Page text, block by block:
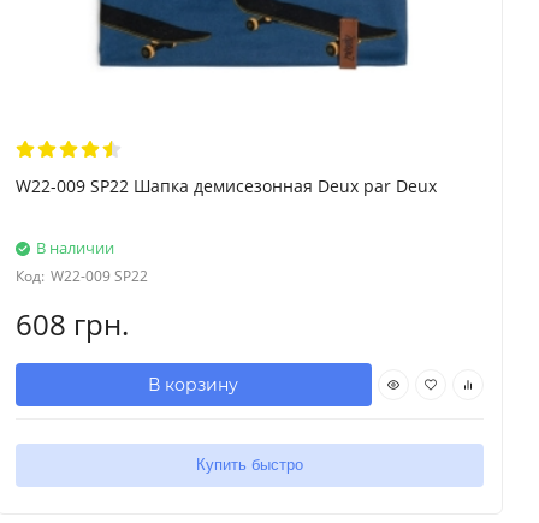
W22-009 SP22 Шапка демисезонная Deux par Deux
В наличии
Код: W22-009 SP22
608 грн.
В корзину
Купить быстро